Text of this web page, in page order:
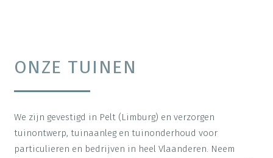
ONZE TUINEN
We zijn gevestigd in Pelt (Limburg) en verzorgen
tuinontwerp, tuinaanleg en tuinonderhoud voor
particulieren en bedrijven in heel Vlaanderen. Neem